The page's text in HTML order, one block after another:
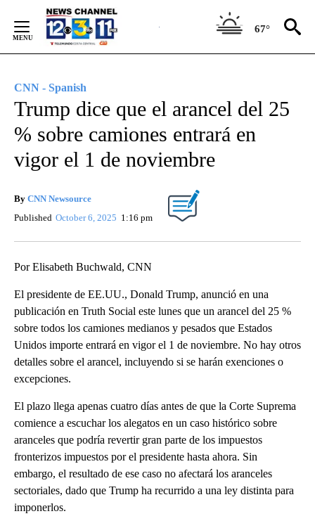
Content
67°
CNN - Spanish
Trump dice que el arancel del 25
% sobre camiones entrará en
vigor el 1 de noviembre
By CNN Newsource
Published October 6, 2025 1:16 pm
Por Elisabeth Buchwald, CNN
El presidente de EE.UU., Donald Trump, anunció en una
publicación en Truth Social este lunes que un arancel del 25 %
sobre todos los camiones medianos y pesados que Estados
Unidos importe entrará en vigor el 1 de noviembre. No hay otros
detalles sobre el arancel, incluyendo si se harán exenciones o
excepciones.
El plazo llega apenas cuatro días antes de que la Corte Suprema
comience a escuchar los alegatos en un caso histórico sobre
aranceles que podría revertir gran parte de los impuestos
fronterizos impuestos por el presidente hasta ahora. Sin
embargo, el resultado de ese caso no afectará los aranceles
sectoriales, dado que Trump ha recurrido a una ley distinta para
imponerlos.